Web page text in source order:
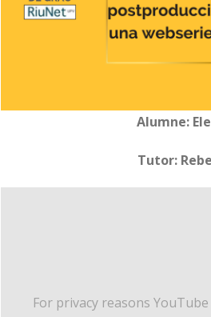
Alumne:
Tutor:
For privacy reasons